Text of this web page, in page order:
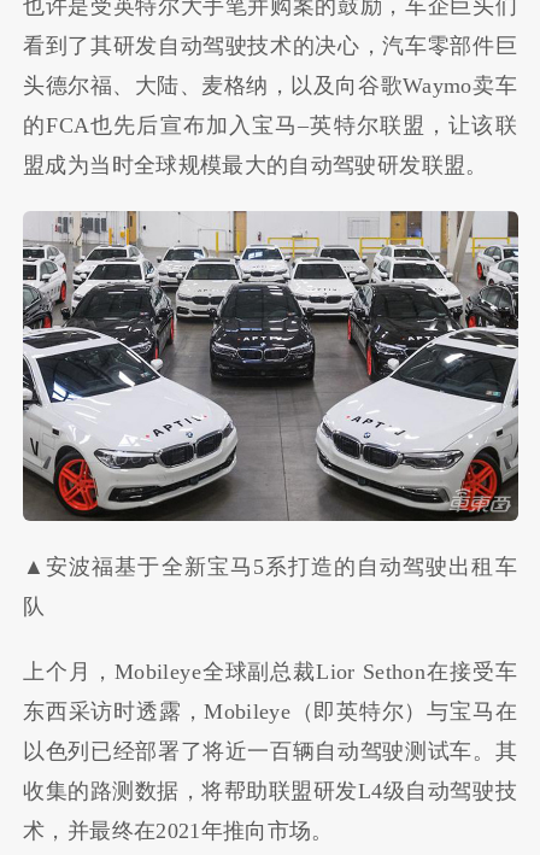
也许是受英特尔大手笔并购案的鼓励，车企巨头们
看到了其研发自动驾驶技术的决心，汽车零部件巨
头德尔福、大陆、麦格纳，以及向谷歌Waymo卖车
的FCA也先后宣布加入宝马–英特尔联盟，让该联
盟成为当时全球规模最大的自动驾驶研发联盟。
▲安波福基于全新宝马5系打造的自动驾驶出租车
队
上个月，Mobileye全球副总裁Lior Sethon在接受车
东西采访时透露，Mobileye （即英特尔）与宝马在
以色列已经部署了将近一百辆自动驾驶测试车。其
收集的路测数据，将帮助联盟研发L4级自动驾驶技
术，并最终在2021年推向市场。